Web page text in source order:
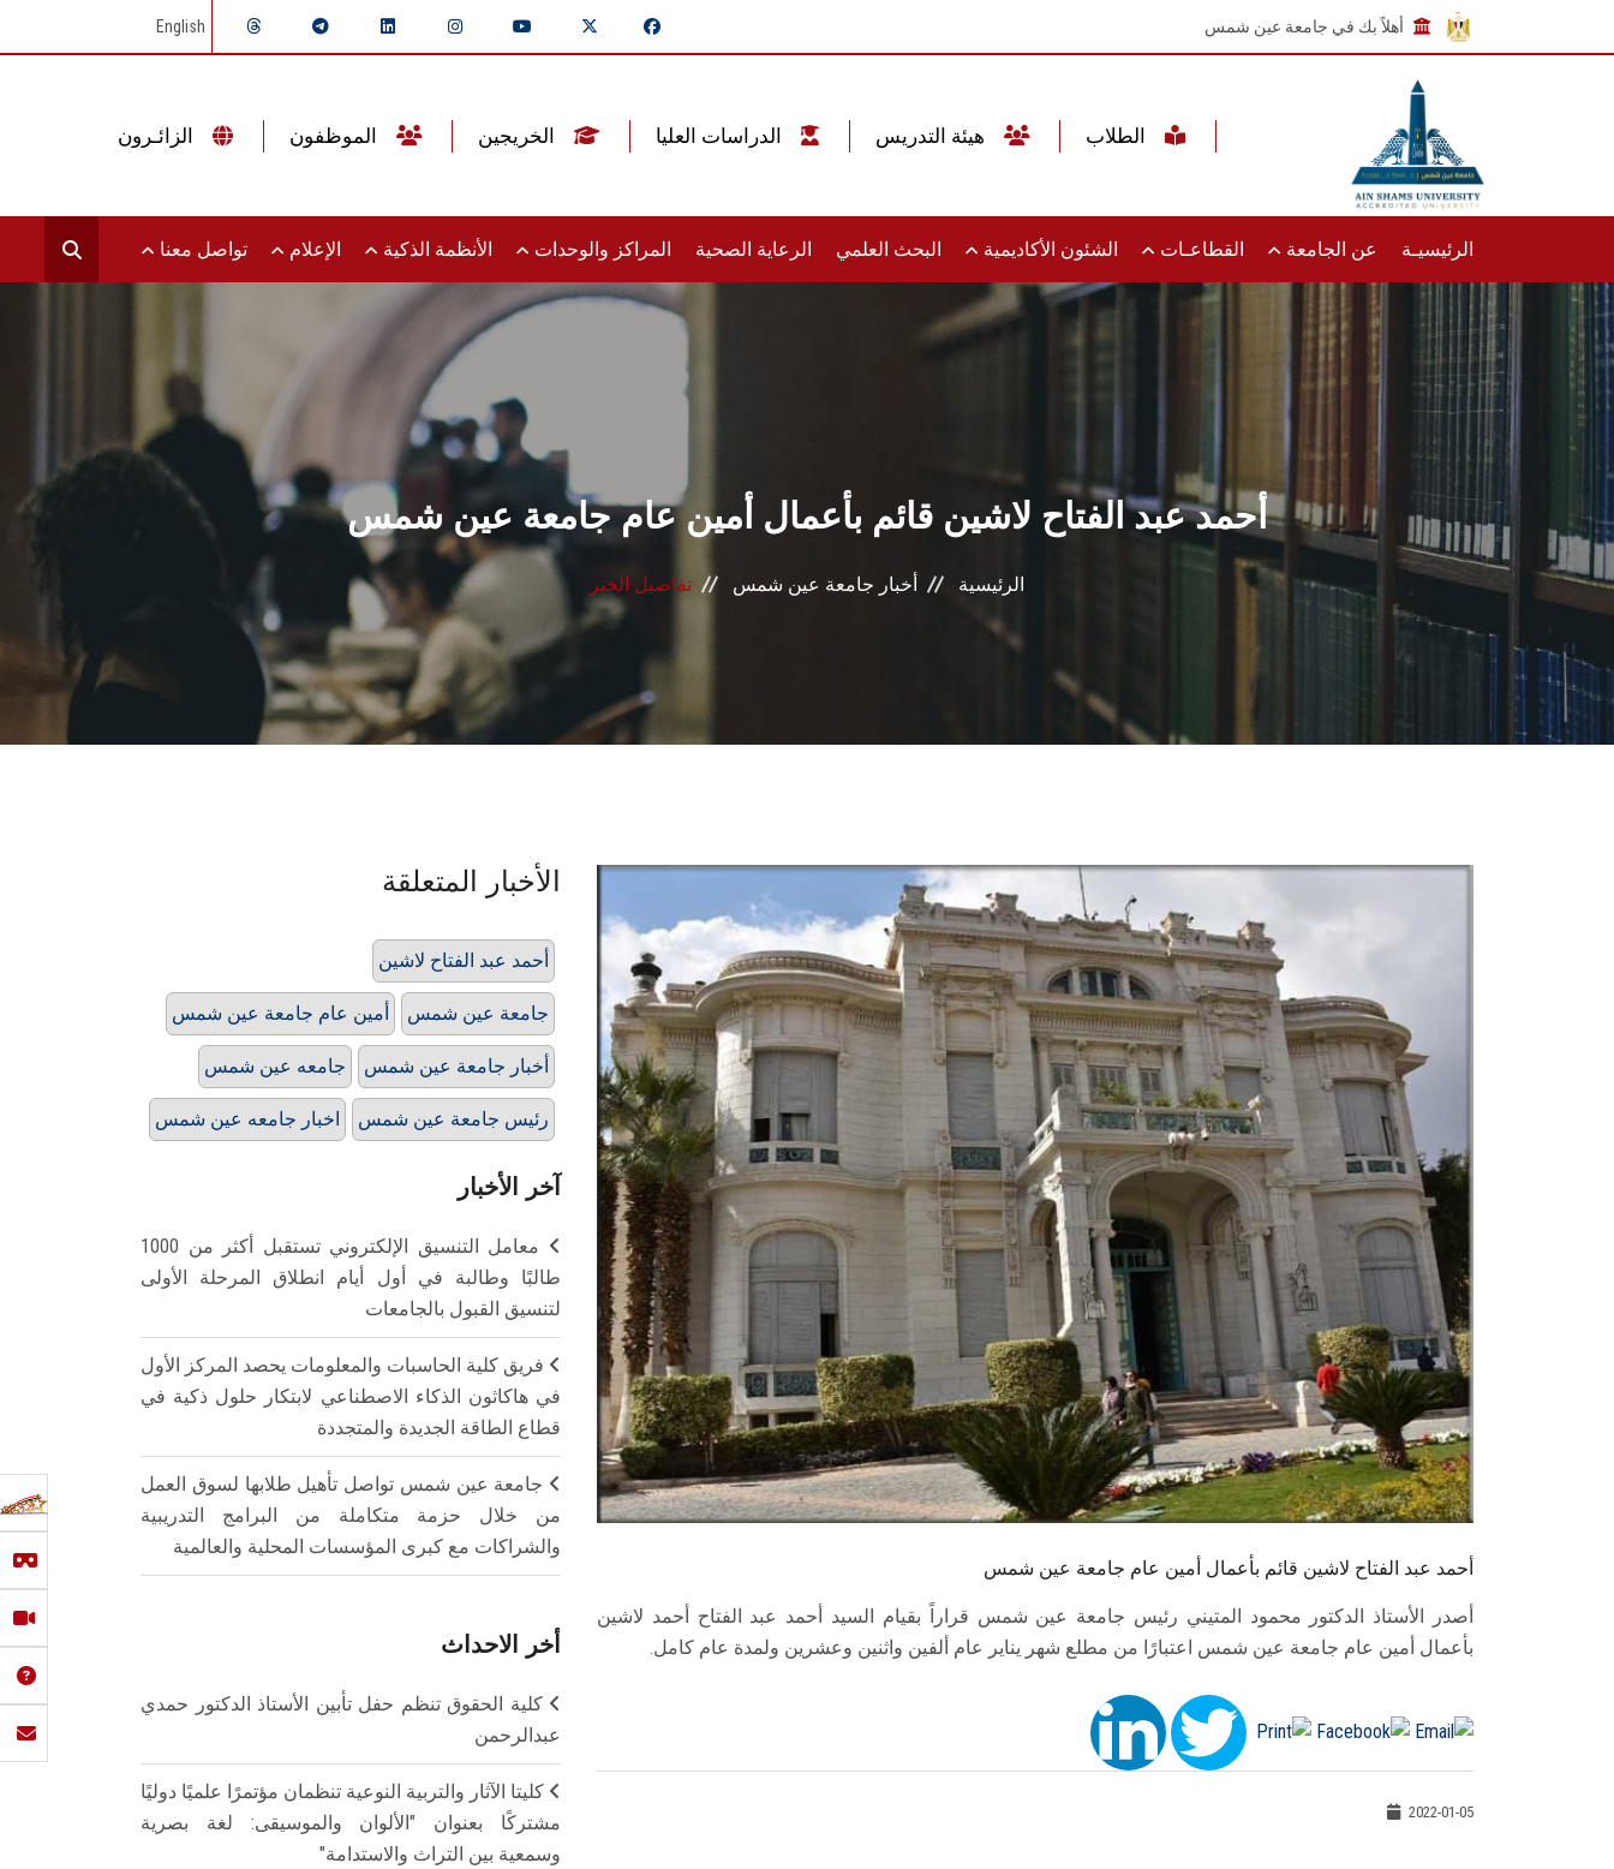
أهلاً بك في جامعة عين شمس English
الرئيسيـة عن الجامعة القطاعـات الشئون الأكاديمية البحث العلمي الرعاية الصحية المراكز والوحدات الأنظمة الذكية الإعلام تواصل معنا
أحمد عبد الفتاح لاشين قائم بأعمال أمين عام جامعة عين شمس
الرئيسية أخبار جامعة عين شمس تفاصيل الخبر
أحمد عبد الفتاح لاشين قائم بأعمال أمين عام جامعة عين شمس
أصدر الأستاذ الدكتور محمود المتيني رئيس جامعة عين شمس قراراً بقيام السيد أحمد عبد الفتاح أحمد لاشين
بأعمال أمين عام جامعة عين شمس اعتبارًا من مطلع شهر يناير عام ألفين واثنين وعشرين ولمدة عام كامل.
2022-01-05
الأخبار المتعلقة
أحمد عبد الفتاح لاشين
أمين عام جامعة عين شمس جامعة عين شمس
جامعه عين شمس أخبار جامعة عين شمس
اخبار جامعه عين شمس رئيس جامعة عين شمس
آخر الأخبار
معامل التنسيق الإلكتروني تستقبل أكثر من 1000
طالبًا وطالبة في أول أيام انطلاق المرحلة الأولى
لتنسيق القبول بالجامعات
فريق كلية الحاسبات والمعلومات يحصد المركز الأول
في هاكاثون الذكاء الاصطناعي لابتكار حلول ذكية في
قطاع الطاقة الجديدة والمتجددة
جامعة عين شمس تواصل تأهيل طلابها لسوق العمل
من خلال حزمة متكاملة من البرامج التدريبية
والشراكات مع كبرى المؤسسات المحلية والعالمية
أخر الاحداث
كلية الحقوق تنظم حفل تأبين الأستاذ الدكتور حمدي
عبدالرحمن
كليتا الآثار والتربية النوعية تنظمان مؤتمرًا علميًا دوليًا
مشتركًا بعنوان "الألوان والموسيقى: لغة بصرية
وسمعية بين التراث والاستدامة"